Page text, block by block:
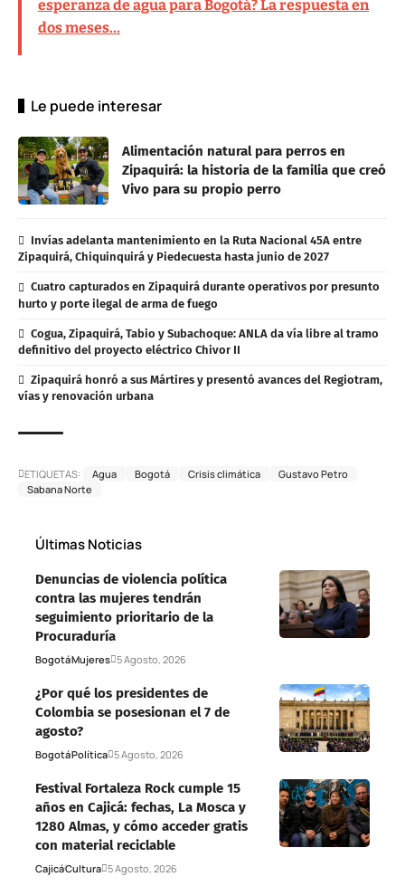
esperanza de agua para Bogotá? La respuesta en
dos meses…
Le puede interesar
Alimentación natural para perros en
Zipaquirá: la historia de la familia que creó
Vivo para su propio perro
Invías adelanta mantenimiento en la Ruta Nacional 45A entre
Zipaquirá, Chiquinquirá y Piedecuesta hasta junio de 2027
Cuatro capturados en Zipaquirá durante operativos por presunto
hurto y porte ilegal de arma de fuego
Cogua, Zipaquirá, Tabio y Subachoque: ANLA da vía libre al tramo
definitivo del proyecto eléctrico Chivor II
Zipaquirá honró a sus Mártires y presentó avances del Regiotram,
vías y renovación urbana
ETIQUETAS: Agua Bogotá Crisis climática
Gustavo Petro
Sabana Norte
Últimas Noticias
Denuncias de violencia política
contra las mujeres tendrán
seguimiento prioritario de la
Procuraduría
BogotáMujeres 5 Agosto, 2026
¿Por qué los presidentes de
Colombia se posesionan el 7 de
agosto?
BogotáPolítica 5 Agosto, 2026
Festival Fortaleza Rock cumple 15
años en Cajicá: fechas, La Mosca y
1280 Almas, y cómo acceder gratis
con material reciclable
CajicáCultura 5 Agosto, 2026